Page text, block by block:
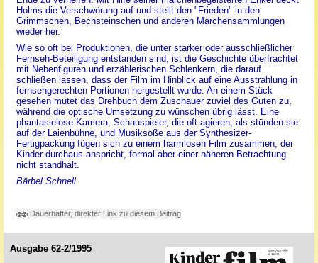
Holms die Verschwörung auf und stellt den "Frieden" in den
Grimmschen, Bechsteinschen und anderen Märchensammlungen
wieder her.
Wie so oft bei Produktionen, die unter starker oder ausschließlicher
Fernseh-Beteiligung entstanden sind, ist die Geschichte überfrachtet
mit Nebenfiguren und erzählerischen Schlenkern, die darauf
schließen lassen, dass der Film im Hinblick auf eine Ausstrahlung in
fernsehgerechten Portionen hergestellt wurde. An einem Stück
gesehen mutet das Drehbuch dem Zuschauer zuviel des Guten zu,
während die optische Umsetzung zu wünschen übrig lässt. Eine
phantasielose Kamera, Schauspieler, die oft agieren, als stünden sie
auf der Laienbühne, und Musiksoße aus der Synthesizer-
Fertigpackung fügen sich zu einem harmlosen Film zusammen, der
Kinder durchaus anspricht, formal aber einer näheren Betrachtung
nicht standhält.
Bärbel Schnell
Dauerhafter, direkter Link zu diesem Beitrag
Ausgabe 62-2/1995